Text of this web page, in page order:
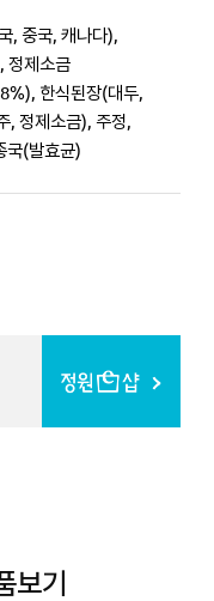
, 중국, 캐나다),
정제소금
한식된장(대두,
, 정제소금), 주정,
국(발효균)
보기